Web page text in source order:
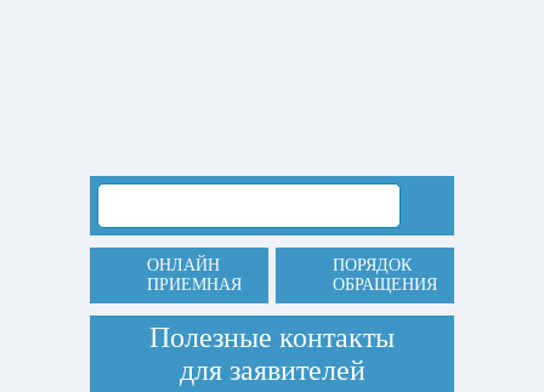
ОНЛАЙН
ПРИЕМНАЯ
ПОРЯДОК
ОБРАЩЕНИЯ
Полезные контакты
для заявителей